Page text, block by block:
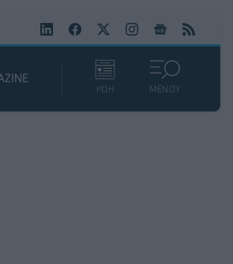
ΡΟΗ ΜΕΝΟΥ